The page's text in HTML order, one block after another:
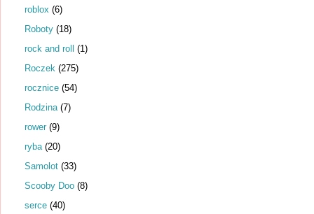
roblox (6)
Roboty (18)
rock and roll (1)
Roczek (275)
rocznice (54)
Rodzina (7)
rower (9)
ryba (20)
Samolot (33)
Scooby Doo (8)
serce (40)